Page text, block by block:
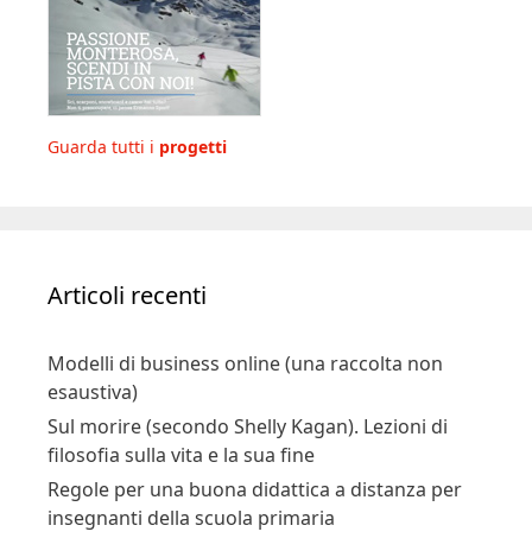
Guarda tutti i progetti
Articoli recenti
Modelli di business online (una raccolta non
esaustiva)
Sul morire (secondo Shelly Kagan). Lezioni di
filosofia sulla vita e la sua fine
Regole per una buona didattica a distanza per
insegnanti della scuola primaria